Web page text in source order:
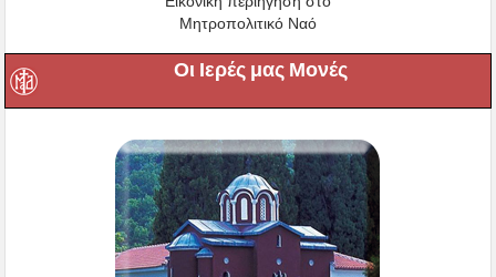
Μητροπολιτικό Ναό
Οι Ιερές μας Μονές